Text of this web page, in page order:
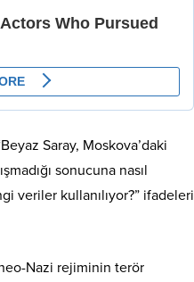
Saray, Moskova’daki
sonucuna nasıl
veriler kullanılıyor?” ifadeleri
neo-Nazi rejiminin terör